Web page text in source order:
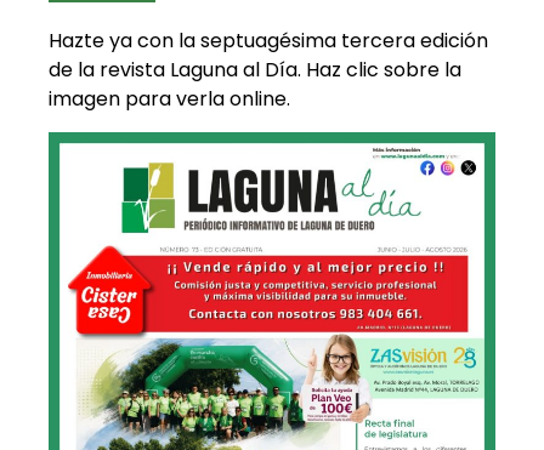
Hazte ya con la septuagésima tercera edición
de la revista Laguna al Día. Haz clic sobre la
imagen para verla online.